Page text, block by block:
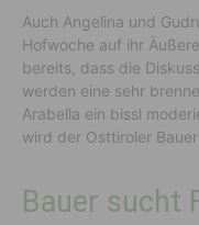
Auch Angelina und
Hofwoche auf ihr
bereits, dass die
werden eine sehr
Arabella ein bissl
wird der Osttiroler
Bauer sucht